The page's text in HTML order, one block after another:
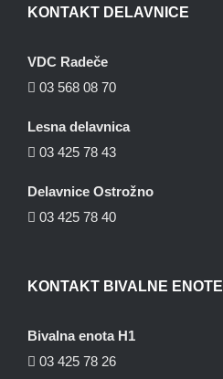
KONTAKT DELAVNICE
VDC Radeče
03 568 08 70
Lesna delavnica
03 425 78 43
Delavnice Ostrožno
03 425 78 40
KONTAKT BIVALNE ENOTE
Bivalna enota H1
03 425 78 26